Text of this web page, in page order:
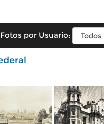
Fotos por Usuario: